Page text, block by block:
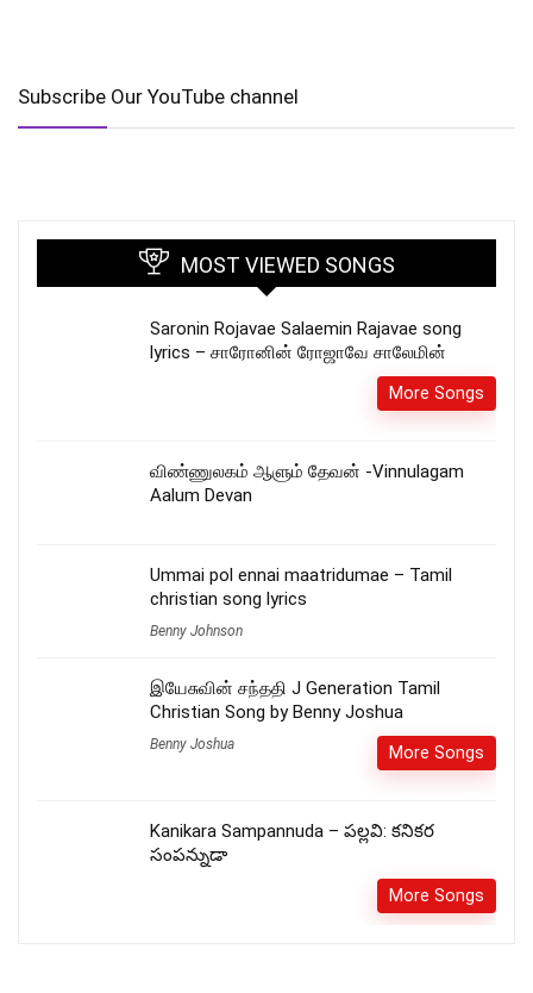
Subscribe Our YouTube channel
MOST VIEWED SONGS
Saronin Rojavae Salaemin Rajavae song
lyrics – சாரோனின் ரோஜாவே சாலேமின்
More Songs
விண்ணுலகம் ஆளும் தேவன் -Vinnulagam
Aalum Devan
Ummai pol ennai maatridumae – Tamil
christian song lyrics
Benny Johnson
இயேசுவின் சந்ததி J Generation Tamil
Christian Song by Benny Joshua
Benny Joshua More Songs
Kanikara Sampannuda – పల్లవి: కనికర
సంపన్నుడా
More Songs